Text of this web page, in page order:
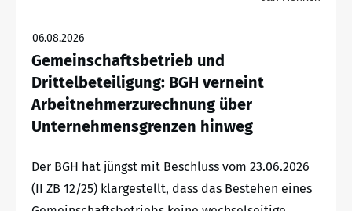
06.08.2026
Gemeinschaftsbetrieb und
Drittelbeteiligung: BGH verneint
Arbeitnehmerzurechnung über
Unternehmensgrenzen hinweg
Der BGH hat jüngst mit Beschluss vom 23.06.2026
(II ZB 12/25) klargestellt, dass das Bestehen eines